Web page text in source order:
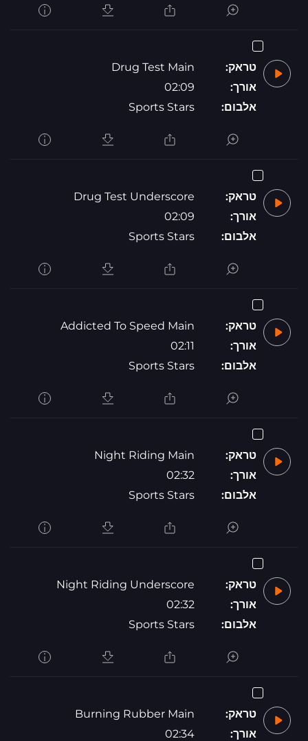
טראק:
Drug Test Main
אורך:
02:09
אלבום:
Sports Stars
טראק:
Drug Test Underscore
אורך:
02:09
אלבום:
Sports Stars
טראק:
Addicted To Speed Main
אורך:
02:11
אלבום:
Sports Stars
טראק:
Night Riding Main
אורך:
02:32
אלבום:
Sports Stars
טראק:
Night Riding Underscore
אורך:
02:32
אלבום:
Sports Stars
טראק:
Burning Rubber Main
אורך:
02:34